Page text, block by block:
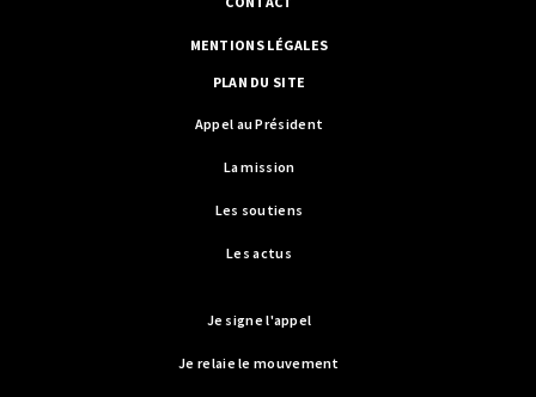
MENTIONS LÉGALES
PLAN DU SITE
Appel au Président
La mission
Les soutiens
Les actus
Je signe l'appel
Je relaie le mouvement